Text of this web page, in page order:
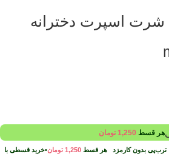
شرت اسپرت دخترانه
هر قسط 1,250 تومان
بدون کارمزد هر قسط 1,250 تومان•خرید قسطی با